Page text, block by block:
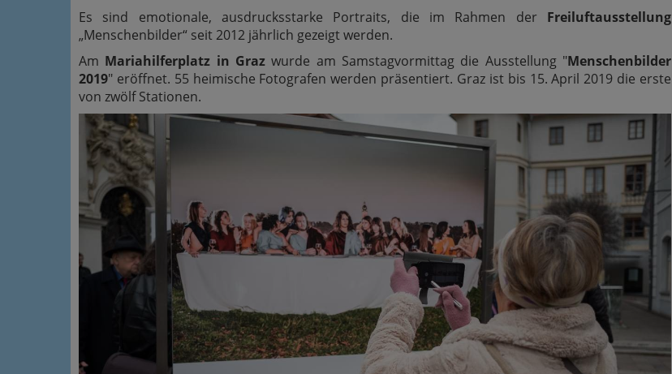
Es sind emotionale, ausdrucksstarke Portraits, die im Rahmen der Freiluftausstellung
„Menschenbilder“ seit 2012 jährlich gezeigt werden.
Am Mariahilferplatz in Graz wurde am Samstagvormittag die Ausstellung "Menschenbilder
2019" eröffnet. 55 heimische Fotografen werden präsentiert. Graz ist bis 15. April 2019 die erste
von zwölf Stationen.